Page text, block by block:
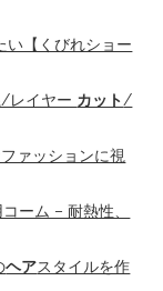
い【くびれショー
/レイヤー カット/
ァッションに視
コーム – 耐熱性、
ヘアスタイルを作